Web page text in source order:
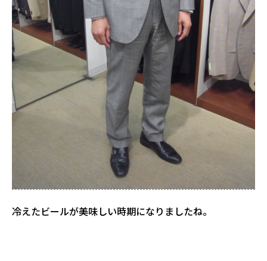
冷えたビールが美味しい時期になりましたね。